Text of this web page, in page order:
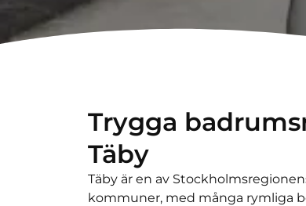
Trygga
Täby
Täby är en av
kommuner, med många rymliga